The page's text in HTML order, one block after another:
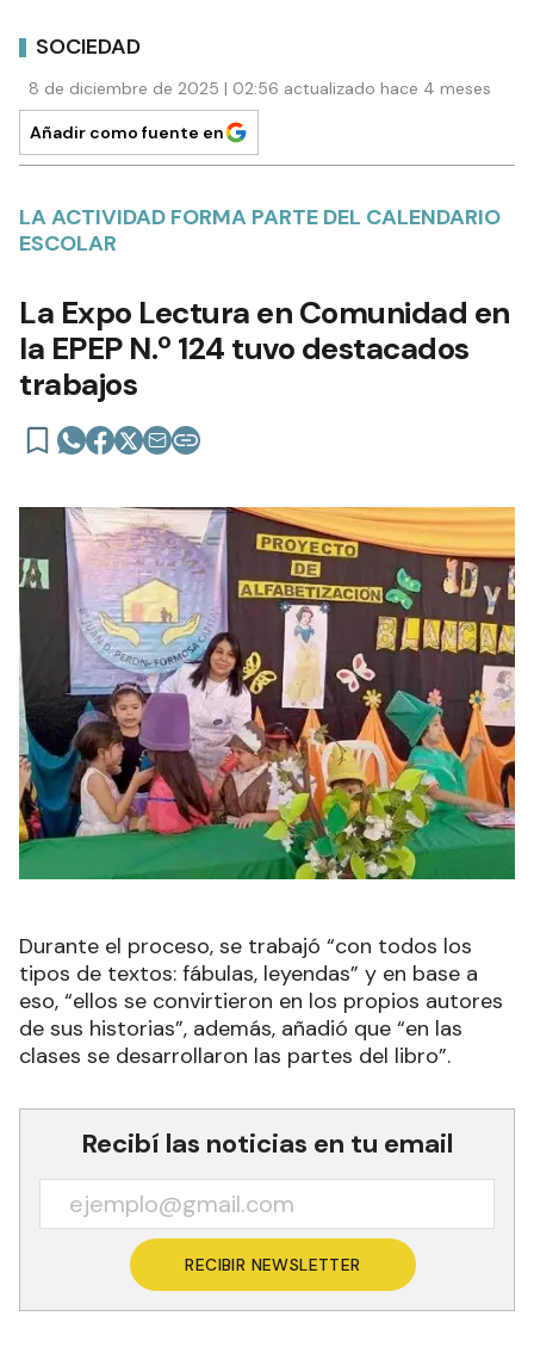
SOCIEDAD
8 de diciembre de 2025 | 02:56 actualizado hace 4 meses
Añadir como fuente en
LA ACTIVIDAD FORMA PARTE DEL CALENDARIO
ESCOLAR
La Expo Lectura en Comunidad en
la EPEP N.º 124 tuvo destacados
trabajos
Durante el proceso, se trabajó “con todos los
tipos de textos: fábulas, leyendas” y en base a
eso, “ellos se convirtieron en los propios autores
de sus historias”, además, añadió que “en las
clases se desarrollaron las partes del libro”.
Recibí las noticias en tu email
RECIBIR NEWSLETTER